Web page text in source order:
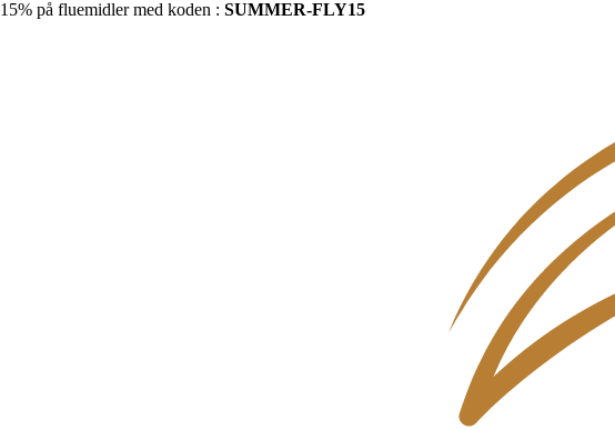
15% på fluemidler med koden : SUMMER-FLY15